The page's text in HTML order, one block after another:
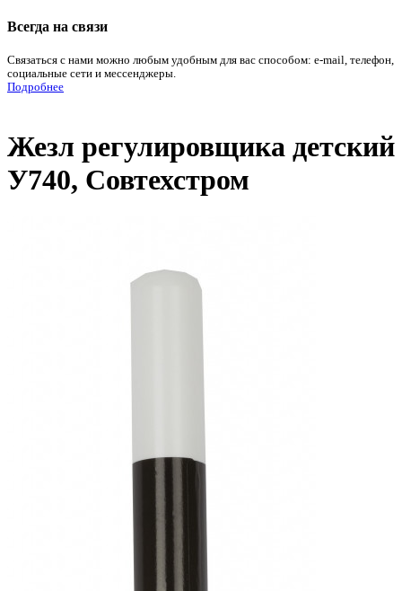
Всегда на связи
Связаться с нами можно любым удобным для вас способом: e-mail, телефон,
социальные сети и мессенджеры.
Подробнее
Жезл регулировщика детский
У740, Совтехстром